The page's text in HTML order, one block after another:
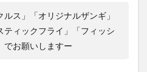
ルス」「オリジナルザンギ」
ティックフライ」「フィッシ
でお願いしますー